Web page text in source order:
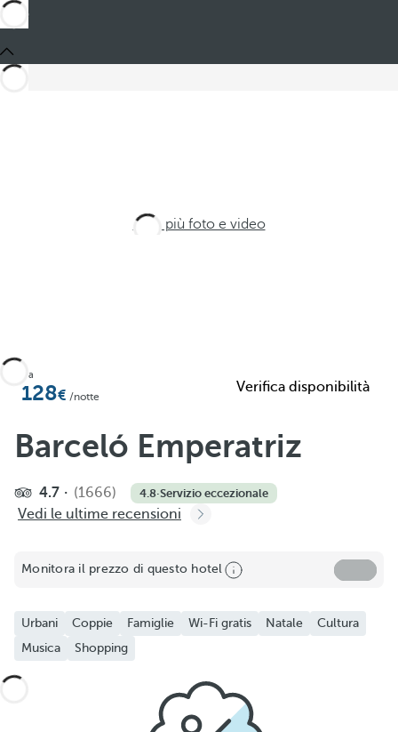
Vedi più foto e video
Da
128 /notte
Verifica disponibilità
Barceló Emperatriz
4.7 (1666) 4.8·Servizio eccezionale
Vedi le ultime recensioni
Monitora il prezzo di questo hotel
Urbani Coppie Famiglie Wi-Fi gratis Natale
Cultura
Musica
Shopping